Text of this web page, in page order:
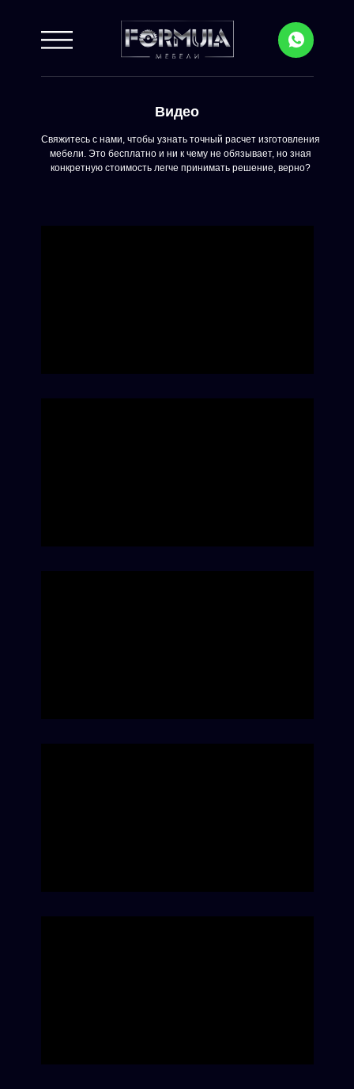
Свяжитесь с нами, чтобы узнать точный расчет изготовления
мебели. Это бесплатно и ни к чему не обязывает, но зная
конкретную стоимость легче принимать решение, верно?
Видео